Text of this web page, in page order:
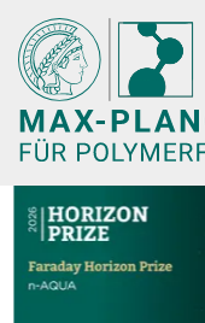
Hauptinhalt